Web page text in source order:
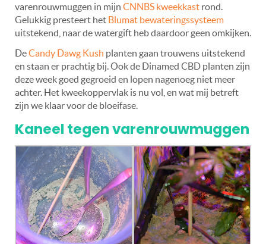
varenrouwmuggen in mijn CNNBS kweekkast rond.
Gelukkig presteert het Blumat bewateringssysteem
uitstekend, naar de watergift heb daardoor geen omkijken.
DeCandy Dawg Kush planten gaan trouwens uitstekend
en staan er prachtig bij. Ook de Dinamed CBD planten zijn
deze week goed gegroeid en lopen nagenoeg niet meer
achter. Het kweekoppervlak is nu vol, en wat mij betreft
zijn we klaar voor de bloeifase.
Kaneel tegen varenrouwmuggen